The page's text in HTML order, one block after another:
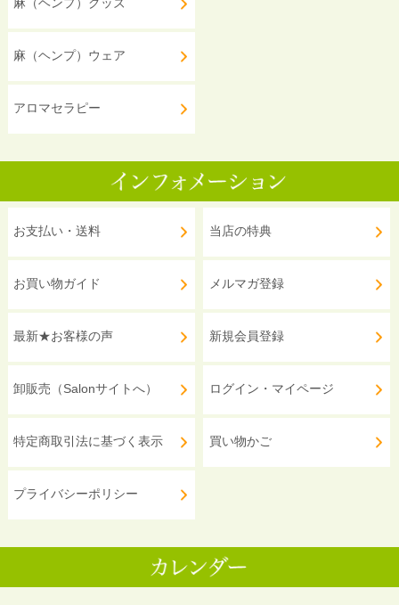
麻（ヘンプ）グッズ
麻（ヘンプ）ウェア
アロマセラピー
お支払い・送料
お買い物ガイド
最新★お客様の声
卸販売（Salonサイトへ）
特定商取引法に基づく表示
プライバシーポリシー
当店の特典
メルマガ登録
新規会員登録
ログイン・マイページ
買い物かご